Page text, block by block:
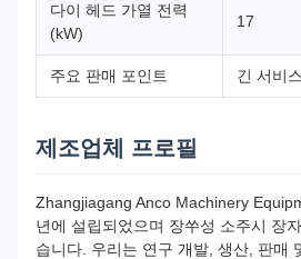
다이 헤드 가열 전력
(kW)
17
주요 판매 포인트 긴 서비
제조업체 프로필
Zhangjiagang Anco Machinery
년에 설립되었으며 장쑤성 소주시 장
습니다. 우리는 연구 개발, 생산, 판매